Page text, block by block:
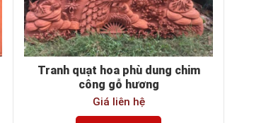
Tranh quạt hoa phù dung chim
công gỗ hương
Giá liên hệ